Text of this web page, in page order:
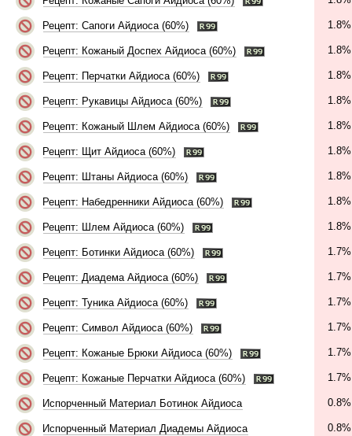
Рецепт: Сапоги Айдиоса (60%) 1.8%
Рецепт: Кожаный Доспех Айдиоса (60%) 1.8%
Рецепт: Перчатки Айдиоса (60%) 1.8%
Рецепт: Рукавицы Айдиоса (60%) 1.8%
Рецепт: Кожаный Шлем Айдиоса (60%) 1.8%
Рецепт: Щит Айдиоса (60%) 1.8%
Рецепт: Штаны Айдиоса (60%) 1.8%
Рецепт: Набедренники Айдиоса (60%) 1.8%
Рецепт: Шлем Айдиоса (60%) 1.8%
Рецепт: Ботинки Айдиоса (60%) 1.7%
Рецепт: Диадема Айдиоса (60%) 1.7%
Рецепт: Туника Айдиоса (60%) 1.7%
Рецепт: Символ Айдиоса (60%) 1.7%
Рецепт: Кожаные Брюки Айдиоса (60%) 1.7%
Рецепт: Кожаные Перчатки Айдиоса (60%) 1.7%
Испорченный Материал Ботинок Айдиоса 0.8%
Испорченный Материал Диадемы Айдиоса 0.8%